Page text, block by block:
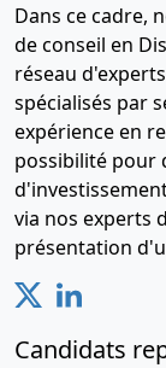
Dans ce cadre,
de conseil en
réseau
spécialisés par
expérience en
possibilité pour
via nos experts
présentation
Candidats